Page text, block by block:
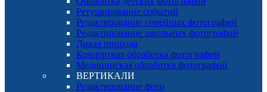
Ретуширование событий
Редактирование семейных фотографий
Редактирование школьных фотографий
Дикая природа
Концертная обработка фотографий
Медицинская обработка фотографий
ВЕРТИКАЛИ
Редактирование фото